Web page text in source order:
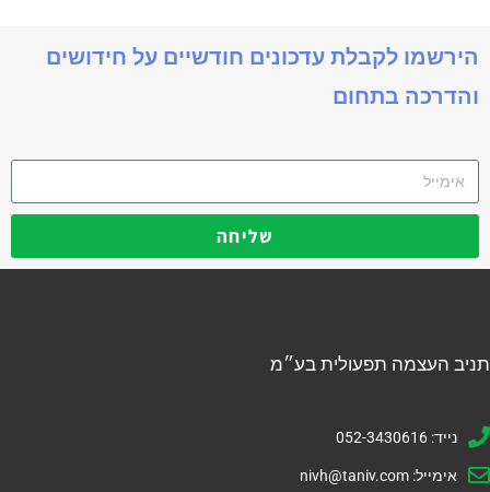
הירשמו לקבלת עדכונים חודשיים על חידושים
והדרכה בתחום
שליחה
תניב העצמה תפעולית בע״מ
נייד: 052-3430616
אימייל: nivh@taniv.com